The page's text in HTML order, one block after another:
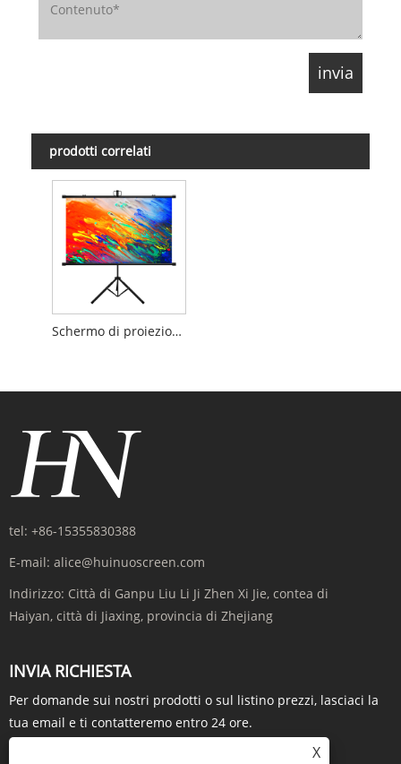
prodotti correlati
Schermo di proiezione per treppiede portatile senza bordo nero
tel: +86-15355830388
E-mail: alice@huinuoscreen.com
Indirizzo: Città di Ganpu Liu Li Ji Zhen Xi Jie, contea di
Haiyan, città di Jiaxing, provincia di Zhejiang
INVIA RICHIESTA
Per domande sui nostri prodotti o sul listino prezzi, lasciaci la
tua email e ti contatteremo entro 24 ore.
X